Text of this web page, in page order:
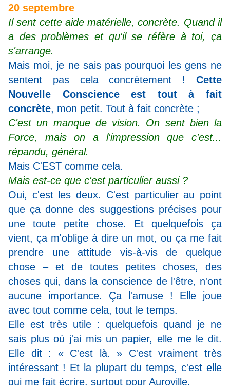
20 septembre
Il sent cette aide matérielle, concrète. Quand il
a des problèmes et qu'il se réfère à toi, ça
s'arrange.
Mais moi, je ne sais pas pourquoi les gens ne
sentent pas cela concrètement ! Cette
Nouvelle Conscience est tout à fait
concrète, mon petit. Tout à fait concrète ;
C'est un manque de vision. On sent bien la
Force, mais on a l'impression que c'est...
répandu, général.
Mais C'EST comme cela.
Mais est-ce que c'est particulier aussi ?
Oui, c'est les deux. C'est particulier au point
que ça donne des suggestions précises pour
une toute petite chose. Et quelquefois ça
vient, ça m'oblige à dire un mot, ou ça me fait
prendre une attitude vis-à-vis de quelque
chose – et de toutes petites choses, des
choses qui, dans la conscience de l'être, n'ont
aucune importance. Ça l'amuse ! Elle joue
avec tout comme cela, tout le temps.
Elle est très utile : quelquefois quand je ne
sais plus où j'ai mis un papier, elle me le dit.
Elle dit : « C'est là. » C'est vraiment très
intéressant ! Et la plupart du temps, c'est elle
qui me fait écrire, surtout pour Auroville.